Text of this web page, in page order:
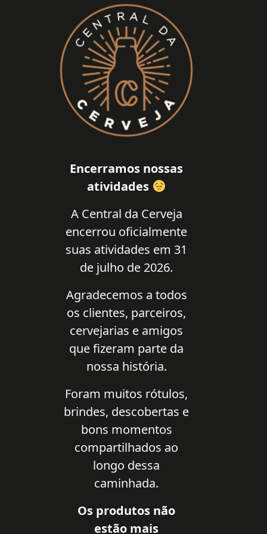
Encerramos nossas
atividades
A Central da Cerveja
encerrou oficialmente
suas atividades em 31
de julho de 2026.
Agradecemos a todos
os clientes, parceiros,
cervejarias e amigos
que fizeram parte da
nossa história.
Foram muitos rótulos,
brindes, descobertas e
bons momentos
compartilhados ao
longo dessa
caminhada.
Os produtos não
estão mais